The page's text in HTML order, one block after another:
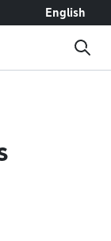
English